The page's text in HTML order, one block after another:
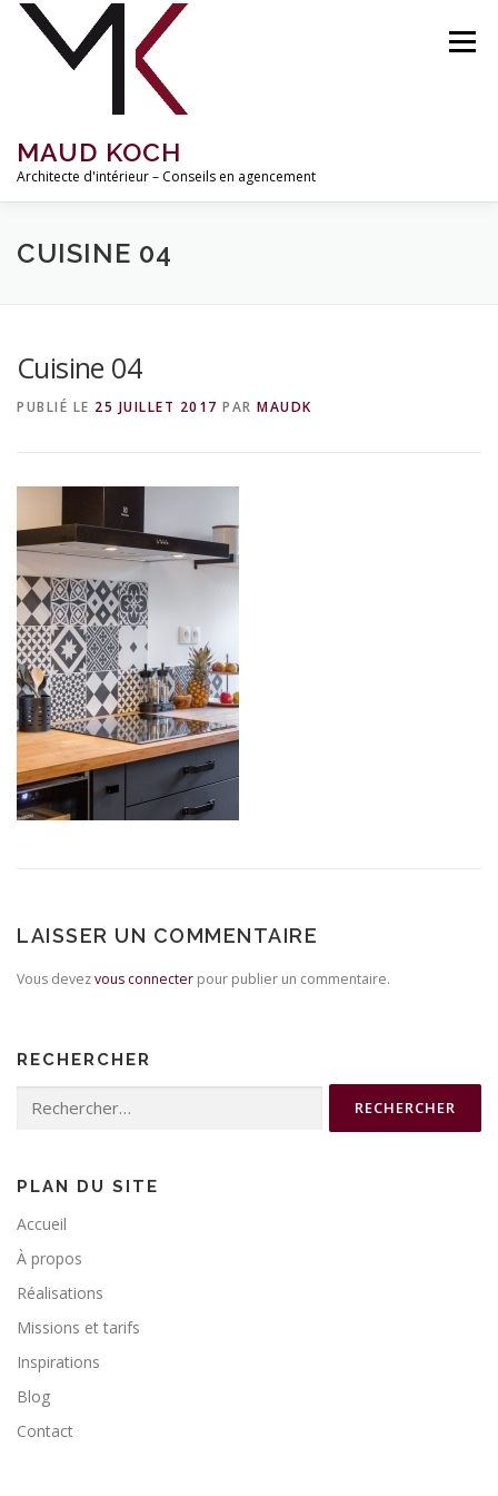
Aller
MAUD KOCH
Architecte d'intérieur – Conseils en agencement
Menu
ACCUEIL À PROPOS
CONTACT
CUISINE 04
Cuisine 04
PUBLIÉ LE 25 JUILLET 2017 PAR MAUDK
LAISSER UN COMMENTAIRE
Vous devezvous connecter pour publier un commentaire.
RECHERCHER
PLAN DU SITE
Accueil
À propos
Réalisations
Missions et tarifs
Inspirations
Blog
Contact